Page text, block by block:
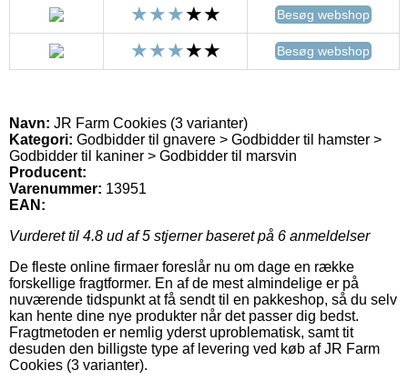
Besøg webshop
Besøg webshop
Navn: JR Farm Cookies (3 varianter)
Kategori: Godbidder til gnavere > Godbidder til hamster >
Godbidder til kaniner > Godbidder til marsvin
Producent:
Varenummer: 13951
EAN:
Vurderet til 4.8 ud af 5 stjerner baseret på 6 anmeldelser
De fleste online firmaer foreslår nu om dage en række
forskellige fragtformer. En af de mest almindelige er på
nuværende tidspunkt at få sendt til en pakkeshop, så du selv
kan hente dine nye produkter når det passer dig bedst.
Fragtmetoden er nemlig yderst uproblematisk, samt tit
desuden den billigste type af levering ved køb af JR Farm
Cookies (3 varianter).